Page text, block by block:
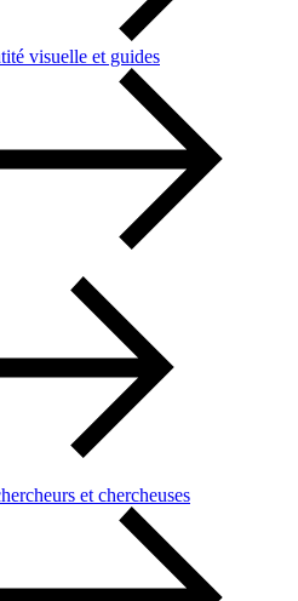
visuelle et guides
et chercheuses